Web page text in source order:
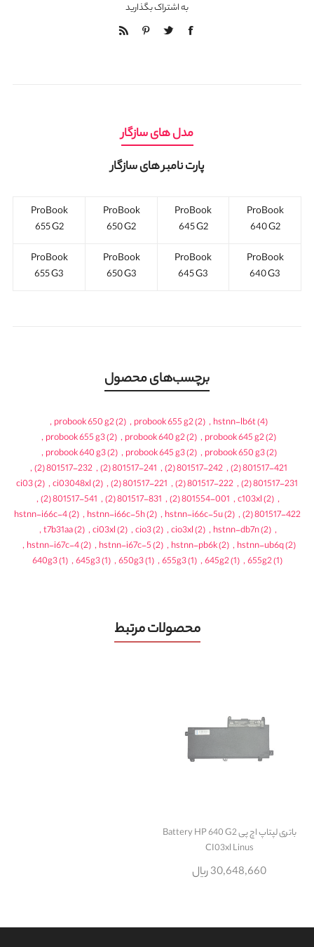
به اشتراک بگذارید
مدل های سازگار
پارت نامبر های سازگار
ProBook
640 G2
ProBook
645 G2
ProBook
650 G2
ProBook
655 G2
ProBook
640 G3
ProBook
645 G3
ProBook
650 G3
ProBook
655 G3
برچسب‌های محصول
hstnn-lb6t(4)
,
probook 655 g2(2)
,
probook 650 g2(2)
,
probook 645 g2(2)
,
probook 640 g2(2)
,
probook 655 g3(2)
,
probook 650 g3(2)
,
probook 645 g3(2)
,
probook 640 g3(2)
,
801517-421
(2)
,
801517-242
(2)
,
801517-241
(2)
,
801517-232
(2)
,
801517-231
(2)
,
801517-222
(2)
,
801517-221
(2)
,
ci03048xl(2)
,
ci03(2)
,
c103xl(2)
,
801554-001
(2)
,
801517-831
(2)
,
801517-541
(2)
,
801517-422
(2)
,
hstnn-i66c-5u(2)
,
hstnn-i66c-5h(2)
,
hstnn-i66c-4(2)
,
hstnn-db7n(2)
,
cio3xl(2)
,
cio3(2)
,
ci03xl(2)
,
t7b31aa(2)
,
hstnn-ub6q(2)
,
hstnn-pb6k(2)
,
hstnn-i67c-5(2)
,
hstnn-i67c-4(2)
,
655g2(1)
,
645g2(1)
,
655g3(1)
,
650g3(1)
,
645g3(1)
,
640g3(1)
محصولات مرتبط
باتری لپتاپ اچ پی Battery HP 640 G2
CI03xl Linus
30,648,660 ریال